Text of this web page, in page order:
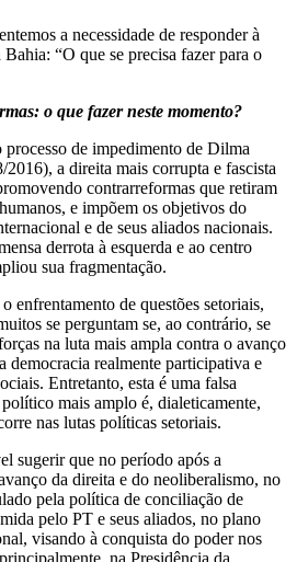
a necessidade de responder à
“O que se precisa fazer para o
o que fazer neste momento?
de impedimento de Dilma
a direita mais corrupta e fascista
contrarreformas que retiram
e impõem os objetivos do
e de seus aliados nacionais.
derrota à esquerda e ao centro
sua fragmentação.
enfrentamento de questões setoriais,
se perguntam se, ao contrário, se
na luta mais ampla contra o avanço
democracia realmente participativa e
Entretanto, esta é uma falsa
mais amplo é, dialeticamente,
nas lutas políticas setoriais.
sugerir que no período após a
da direita e do neoliberalismo, no
pela política de conciliação de
pelo PT e seus aliados, no plano
visando à conquista do poder nos